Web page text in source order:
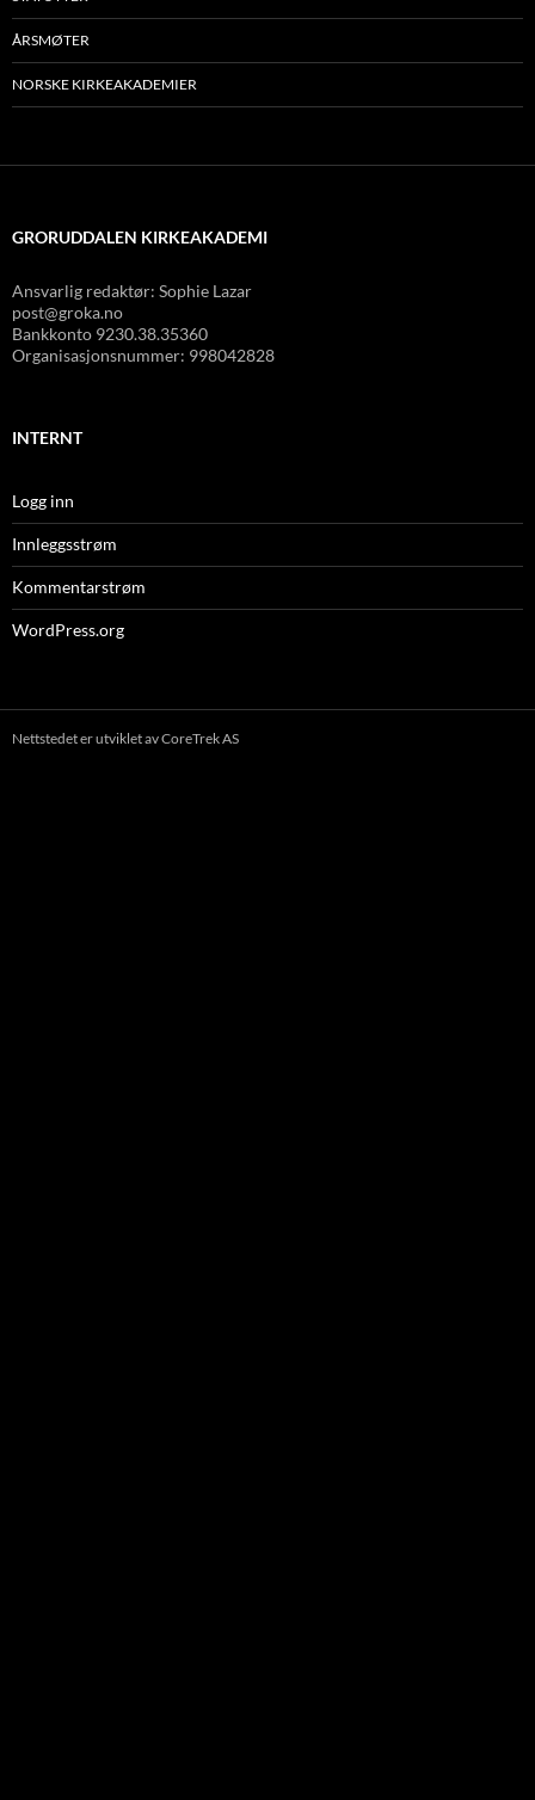
ÅRSMØTER
NORSKE KIRKEAKADEMIER
GRORUDDALEN KIRKEAKADEMI
Ansvarlig redaktør: Sophie Lazar
post@groka.no
Bankkonto 9230.38.35360
Organisasjonsnummer: 998042828
INTERNT
Logg inn
Innleggsstrøm
Kommentarstrøm
WordPress.org
Nettstedet er utviklet av CoreTrek AS